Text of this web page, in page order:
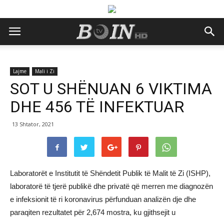
Lajme Mali i Zi
SOT U SHËNUAN 6 VIKTIMA
DHE 456 TË INFEKTUAR
13 Shtator, 2021
Laboratorët e Institutit të Shëndetit Publik të Malit të Zi (ISHP),
laboratorë të tjerë publikë dhe privatë që merren me diagnozën
e infeksionit të ri koronavirus përfunduan analizën dje dhe
paraqiten rezultatet për 2,674 mostra, ku gjithsejit u